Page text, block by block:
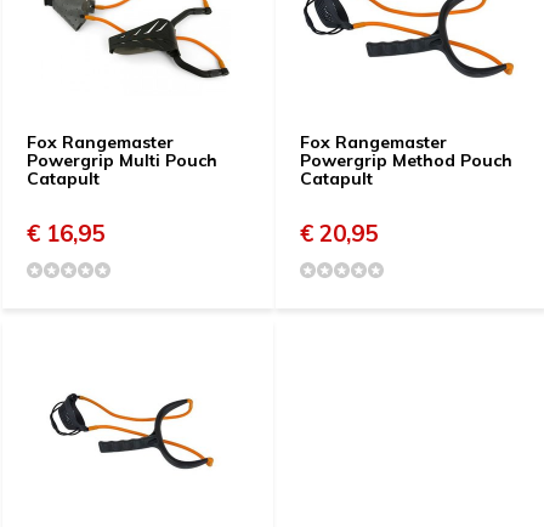
Fox Rangemaster
Powergrip Multi Pouch
Catapult
€ 16,95
Fox Rangemaster
Powergrip Method Pouch
Catapult
€ 20,95